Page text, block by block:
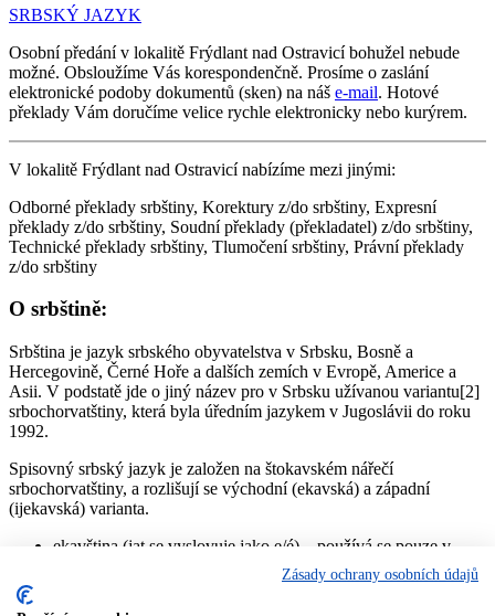
SRBSKÝ JAZYK
Osobní předání v lokalitě Frýdlant nad Ostravicí bohužel nebude
možné. Obsloužíme Vás korespondenčně. Prosíme o zaslání
elektronické podoby dokumentů (sken) na náš e-mail. Hotové
překlady Vám doručíme velice rychle elektronicky nebo kurýrem.
V lokalitě Frýdlant nad Ostravicí nabízíme mezi jinými:
Odborné překlady srbštiny, Korektury z/do srbštiny, Expresní
překlady z/do srbštiny, Soudní překlady (překladatel) z/do srbštiny,
Technické překlady srbštiny, Tlumočení srbštiny, Právní překlady
z/do srbštiny
O srbštině:
Srbština je jazyk srbského obyvatelstva v Srbsku, Bosně a
Hercegovině, Černé Hoře a dalších zemích v Evropě, Americe a
Asii. V podstatě jde o jiný název pro v Srbsku užívanou variantu[2]
srbochorvatštiny, která byla úředním jazykem v Jugoslávii do roku
1992.
Spisovný srbský jazyk je založen na štokavském nářečí
srbochorvatštiny, a rozlišují se východní (ekavská) a západní
(ijekavská) varianta.
ekavština (jat se vyslovuje jako e/é) – používá se pouze v
Srbsku, kde je z velké míry převažující výslovnost (Bělehrad,
Vojvodina, Kosovo, východní, centrální a jižní Srbsko).
Zásady ochrany osobních údajů